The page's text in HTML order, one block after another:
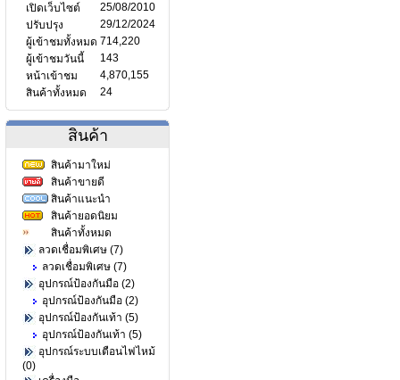
เปิดเว็บไซต์
25/08/2010
ปรับปรุง
29/12/2024
ผู้เข้าชมทั้งหมด 714,220
ผู้เข้าชมวันนี้
143
หน้าเข้าชม
4,870,155
สินค้าทั้งหมด
24
สินค้า
สินค้ามาใหม่
สินค้าขายดี
สินค้าแนะนำ
สินค้ายอดนิยม
สินค้าทั้งหมด
ลวดเชื่อมพิเศษ (7)
ลวดเชื่อมพิเศษ (7)
อุปกรณ์ป้องกันมือ (2)
อุปกรณ์ป้องกันมือ (2)
อุปกรณ์ป้องกันเท้า (5)
อุปกรณ์ป้องกันเท้า (5)
อุปกรณ์ระบบเตือนไฟไหม้
(0)